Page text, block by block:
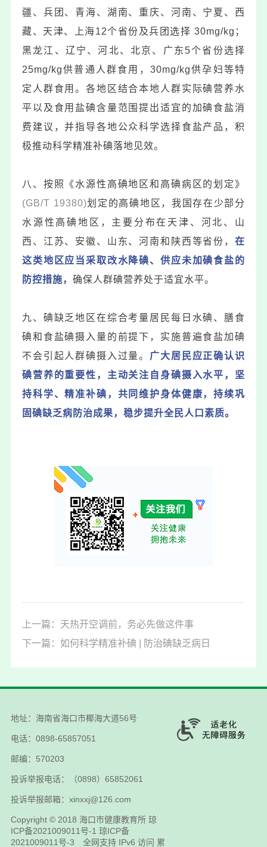
疆、兵团、青海、湖南、重庆、河南、宁夏、西
藏、天津、上海12个省份及兵团选择 30mg/kg；
黑龙江、辽宁、河北、北京、广东5个省份选择
25mg/kg供普通人群食用，30mg/kg供孕妇等特
定人群食用。各地区结合本地人群实际碘营养水
平以及食用盐碘含量范围提出适宜的加碘食盐消
费建议，并指导各地公众科学选择食盐产品，积
极推动科学精准补碘落地见效。
八、按照《水源性高碘地区和高碘病区的划定》
(GB/T 19380)划定的高碘地区，我国存在少部分
水源性高碘地区，主要分布在天津、河北、山
西、江苏、安徽、山东、河南和陕西等省份， 在
这类地区应当采取改水降碘、供应未加碘食盐的
防控措施，确保人群碘营养处于适宜水平。
九、碘缺乏地区在综合考量居民每日水碘、膳食
碘和食盐碘摄入量的前提下，实施普遍食盐加碘
不会引起人群碘摄入过量。 广大居民应正确认识
碘营养的重要性，主动关注自身碘摄入水平，坚
持科学、精准补碘，共同维护身体健康，持续巩
固碘缺乏病防治成果，稳步提升全民人口素质。
上一篇：天热开空调前，务必先做这件事
下一篇：如何科学精准补碘 | 防治碘缺乏病日
地址：海南省海口市椰海大道56号
电话：0898-65857051
邮编：570203
投诉举报电话：（0898）65852061
投诉举报邮箱：xinxxj@126.com
Copyright © 2018 海口市健康教育所 琼
ICP备2021009011号-1 琼ICP备
2021009011号-3 全网支持 IPv6 访问 累